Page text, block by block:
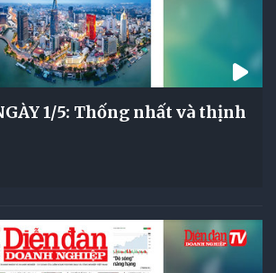
1/5: Thống nhất và thịnh